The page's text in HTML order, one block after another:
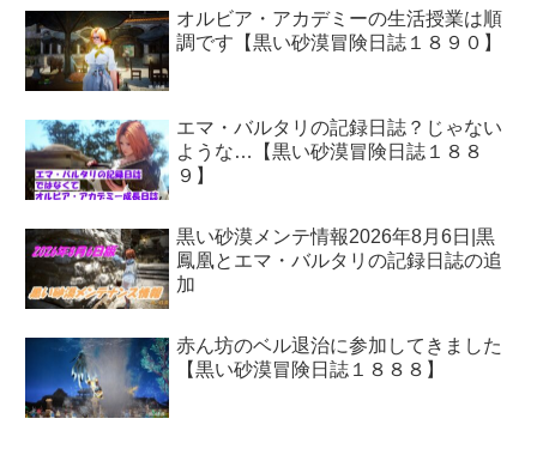
オルビア・アカデミーの生活授業は順
調です【黒い砂漠冒険日誌１８９０】
エマ・バルタリの記録日誌？じゃない
ような…【黒い砂漠冒険日誌１８８
９】
黒い砂漠メンテ情報2026年8月6日|黒
鳳凰とエマ・バルタリの記録日誌の追
加
赤ん坊のベル退治に参加してきました
【黒い砂漠冒険日誌１８８８】